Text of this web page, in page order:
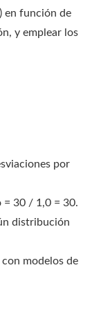
en función de
y emplear los
por
= 30 / 1,0 = 30.
distribución
modelos de